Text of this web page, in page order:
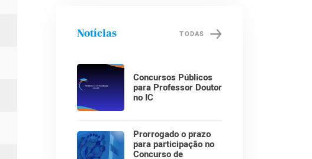
Notícias TODAS
Concursos Públicos
para Professor Doutor
no IC
Prorrogado o prazo
para participação no
Concurso de